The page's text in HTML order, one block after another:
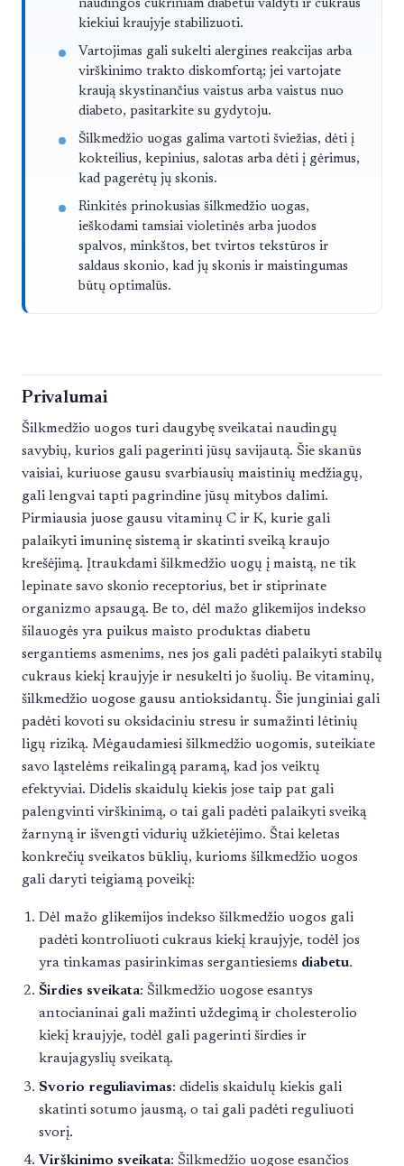
naudingos cukriniam diabetui valdyti ir cukraus
kiekiui kraujyje stabilizuoti.
Vartojimas gali sukelti alergines reakcijas arba
virškinimo trakto diskomfortą; jei vartojate
kraują skystinančius vaistus arba vaistus nuo
diabeto, pasitarkite su gydytoju.
Šilkmedžio uogas galima vartoti šviežias, dėti į
kokteilius, kepinius, salotas arba dėti į gėrimus,
kad pagerėtų jų skonis.
Rinkitės prinokusias šilkmedžio uogas,
ieškodami tamsiai violetinės arba juodos
spalvos, minkštos, bet tvirtos tekstūros ir
saldaus skonio, kad jų skonis ir maistingumas
būtų optimalūs.
Privalumai
Šilkmedžio uogos turi daugybę sveikatai naudingų
savybių, kurios gali pagerinti jūsų savijautą. Šie skanūs
vaisiai, kuriuose gausu svarbiausių maistinių medžiagų,
gali lengvai tapti pagrindine jūsų mitybos dalimi.
Pirmiausia juose gausu vitaminų C ir K, kurie gali
palaikyti imuninę sistemą ir skatinti sveiką kraujo
krešėjimą. Įtraukdami šilkmedžio uogų į maistą, ne tik
lepinate savo skonio receptorius, bet ir stiprinate
organizmo apsaugą. Be to, dėl mažo glikemijos indekso
šilauogės yra puikus maisto produktas diabetu
sergantiems asmenims, nes jos gali padėti palaikyti stabilų
cukraus kiekį kraujyje ir nesukelti jo šuolių. Be vitaminų,
šilkmedžio uogose gausu antioksidantų. Šie junginiai gali
padėti kovoti su oksidaciniu stresu ir sumažinti lėtinių
ligų riziką. Mėgaudamiesi šilkmedžio uogomis, suteikiate
savo ląstelėms reikalingą paramą, kad jos veiktų
efektyviai. Didelis skaidulų kiekis jose taip pat gali
palengvinti virškinimą, o tai gali padėti palaikyti sveiką
žarnyną ir išvengti vidurių užkietėjimo. Štai keletas
konkrečių sveikatos būklių, kurioms šilkmedžio uogos
gali daryti teigiamą poveikį:
Dėl mažo glikemijos indekso šilkmedžio uogos gali
padėti kontroliuoti cukraus kiekį kraujyje, todėl jos
yra tinkamas pasirinkimas sergantiesiems diabetu.
Širdies sveikata: Šilkmedžio uogose esantys
antocianinai gali mažinti uždegimą ir cholesterolio
kiekį kraujyje, todėl gali pagerinti širdies ir
kraujagyslių sveikatą.
Svorio reguliavimas: didelis skaidulų kiekis gali
skatinti sotumo jausmą, o tai gali padėti reguliuoti
svorį.
Virškinimo sveikata: Šilkmedžio uogose esančios